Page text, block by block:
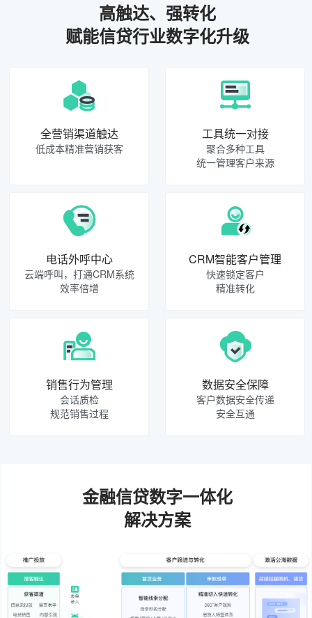
高触达、强转化
赋能信贷行业数字化升级
全营销渠道触达
低成本精准营销获客
工具统一对接
聚合多种工具
统一管理客户来源
电话外呼中心
云端呼叫，打通CRM系统
效率倍增
CRM智能客户管理
快速锁定客户
精准转化
销售行为管理
会话质检
规范销售过程
数据安全保障
客户数据安全传递
安全互通
金融信贷数字一体化
解决方案